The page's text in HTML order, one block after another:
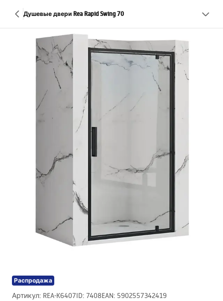
Душевые двери Rea Rapid Swing 70
Распродажа
Артикул: REA-K6407ID: 7408EAN: 5902557342419